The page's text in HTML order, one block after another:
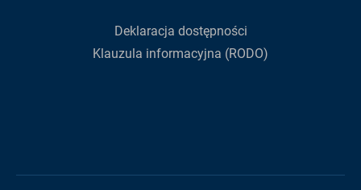
Deklaracja dostępności
Klauzula informacyjna (RODO)